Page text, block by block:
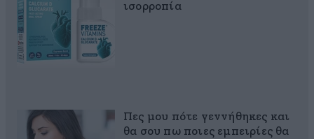
ισορροπία
Πες μου πότε γεννήθηκες και
θα σου πω ποιες εμπειρίες θα